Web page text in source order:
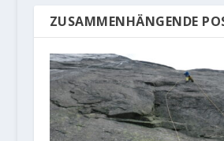
ZUSAMMENHÄNGENDE